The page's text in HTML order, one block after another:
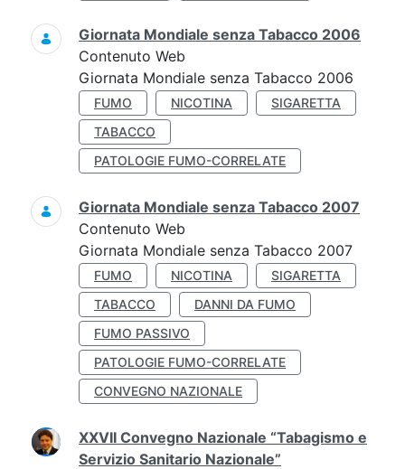
Giornata Mondiale senza Tabacco 2006
Contenuto Web
Giornata Mondiale senza Tabacco 2006
FUMO NICOTINA
SIGARETTA
TABACCO
PATOLOGIE FUMO-CORRELATE
Giornata Mondiale senza Tabacco 2007
Contenuto Web
Giornata Mondiale senza Tabacco 2007
FUMO NICOTINA
SIGARETTA
TABACCO
DANNI DA FUMO
FUMO PASSIVO
PATOLOGIE FUMO-CORRELATE
CONVEGNO NAZIONALE
XXVII Convegno Nazionale “Tabagismo e
Servizio Sanitario Nazionale”